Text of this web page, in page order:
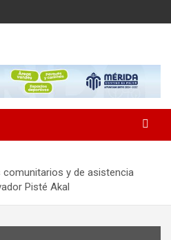
comunitarios y de asistencia
Pisté Akal